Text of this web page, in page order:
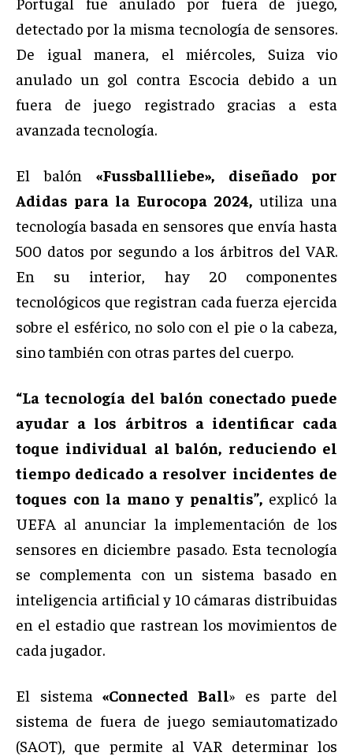
detectado por la misma tecnología de sensores.
De igual manera, el miércoles, Suiza vio
anulado un gol contra Escocia debido a un
fuera de juego registrado gracias a esta
avanzada tecnología.
El balón «Fussballliebe»,
diseñado por
Adidas para la Eurocopa 2024,utiliza una
tecnología basada en sensores que envía hasta
500 datos por segundo a los árbitros del VAR.
En su interior, hay 20 componentes
tecnológicos que registran cada fuerza ejercida
sobre el esférico, no solo con el pie o la cabeza,
sino también con otras partes del cuerpo.
“La tecnología del balón conectado puede
ayudar a los árbitros a identificar cada
toque individual al balón, reduciendo el
tiempo dedicado a resolver incidentes de
toques con la mano y penaltis”,explicó la
UEFA al anunciar la implementación de los
sensores en diciembre pasado. Esta tecnología
se complementa con un sistema basado en
inteligencia artificial y 10 cámaras distribuidas
en el estadio que rastrean los movimientos de
cada jugador.
El sistema «Connected Ball» es parte del
sistema de fuera de juego semiautomatizado
(SAOT), que permite al VAR determinar los